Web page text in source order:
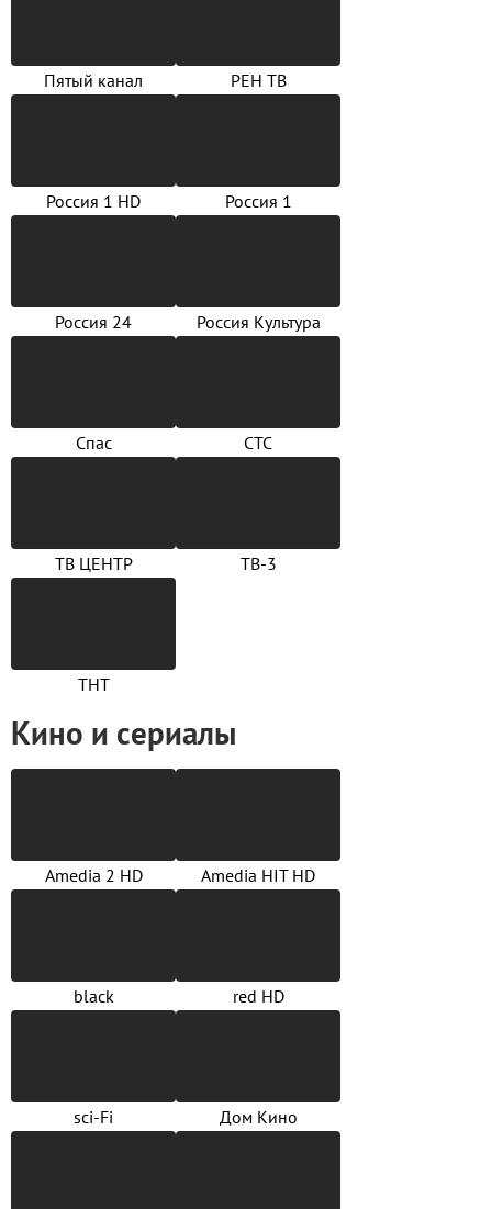
Пятый канал РЕН ТВ
Россия 1 HD Россия 1
Россия 24 Россия Культура
Спас СТС
ТВ ЦЕНТР ТВ-3
ТНТ
Кино и сериалы
Amedia 2 HD Amedia HIT HD
black red HD
sci-Fi Дом Кино